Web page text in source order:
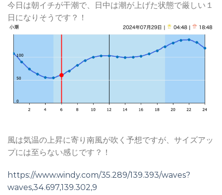
今日は朝イチが干潮で、日中は潮が上げた状態で厳しい１
日になりそうです？！
風は気温の上昇に寄り南風が吹く予想ですが、サイズアッ
プには至らない感じです？！
https://www.windy.com/35.289/139.393/waves?
waves,34.697,139.302,9